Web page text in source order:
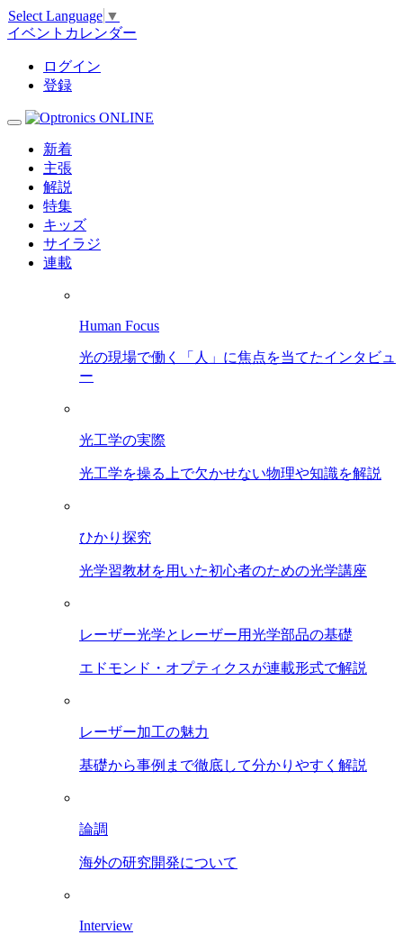
Select Language ▼
イベントカレンダー
ログイン
登録
新着
主張
解説
特集
キッズ
サイラジ
連載
Human Focus
光の現場で働く「人」に焦点を当てたインタビュ
ー
光工学の実際
光工学を操る上で欠かせない物理や知識を解説
ひかり探究
光学習教材を用いた初心者のための光学講座
レーザー光学とレーザー用光学部品の基礎
エドモンド・オプティクスが連載形式で解説
レーザー加工の魅力
基礎から事例まで徹底して分かりやすく解説
論調
海外の研究開発について
Interview